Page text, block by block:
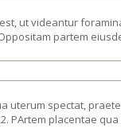
ut videantur
partem
uterum spectat,
PArtem placentae